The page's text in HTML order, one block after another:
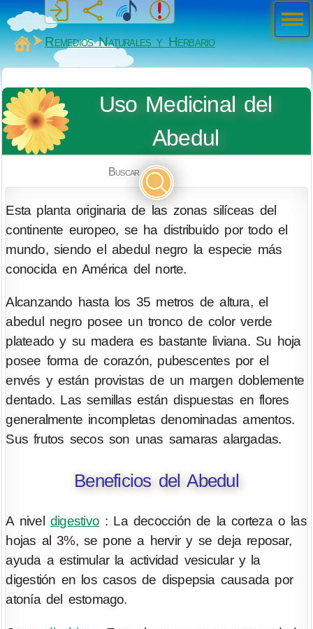
MiSabueso
Remedios Naturales y Herbario
Uso Medicinal del
Abedul
Buscar
Esta planta originaria de las zonas silíceas del
continente europeo, se ha distribuido por todo el
mundo, siendo el abedul negro la especie más
conocida en América del norte.
Alcanzando hasta los 35 metros de altura, el
abedul negro posee un tronco de color verde
plateado y su madera es bastante liviana. Su hoja
posee forma de corazón, pubescentes por el
envés y están provistas de un margen doblemente
dentado. Las semillas están dispuestas en flores
generalmente incompletas denominadas amentos.
Sus frutos secos son unas samaras alargadas.
Beneficios del Abedul
A nivel digestivo : La decocción de la corteza o las
hojas al 3%, se pone a hervir y se deja reposar,
ayuda a estimular la actividad vesicular y la
digestión en los casos de dispepsia causada por
atonía del estomago.
Men
ú